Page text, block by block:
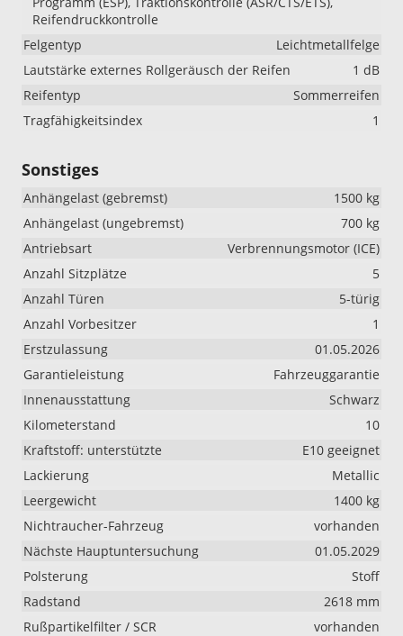
Reifendruckkontrolle
Felgentyp
Leichtmetallfelge
Lautstärke externes Rollgeräusch der Reifen
1 dB
Reifentyp
Sommerreifen
Tragfähigkeitsindex
1
Sonstiges
Anhängelast (gebremst)
1500 kg
Anhängelast (ungebremst)
700 kg
Antriebsart
Verbrennungsmotor (ICE)
Anzahl Sitzplätze
5
Anzahl Türen
5-türig
Anzahl Vorbesitzer
1
Erstzulassung
01.05.2026
Garantieleistung
Fahrzeuggarantie
Innenausstattung
Schwarz
Kilometerstand
10
Kraftstoff: unterstützte
E10 geeignet
Lackierung
Metallic
Leergewicht
1400 kg
Nichtraucher-Fahrzeug
vorhanden
Nächste Hauptuntersuchung
01.05.2029
Polsterung
Stoff
Radstand
2618 mm
Rußpartikelfilter / SCR
vorhanden